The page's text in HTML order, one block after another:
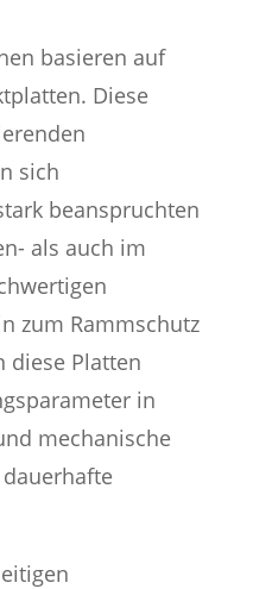
basieren auf
Diese
sich
beanspruchten
als auch im
zum Rammschutz
diese Platten
in
mechanische